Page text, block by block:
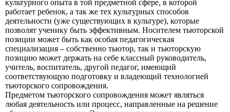
культурного опыта в той предметной сфере, в которой
работает ребенок, а так же тех культурных способов
деятельности (уже существующих в культуре), которые
позволят ученику быть эффективным. Носителем тьюторской
позиции может быть как особая педагогическая
специализация – собственно тьютор, так и тьюторскую
позицию может держать на себе классный руководитель,
учитель, воспитатель, другой педагог, имеющий
соответствующую подготовку и владеющий технологией
тьюторского сопровождения.
Предметом тьюторского сопровождения может являться
любая деятельность или процесс, направленные на решение